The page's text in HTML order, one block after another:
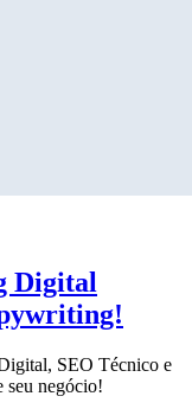
Digital
SEO Técnico e
seu negócio!